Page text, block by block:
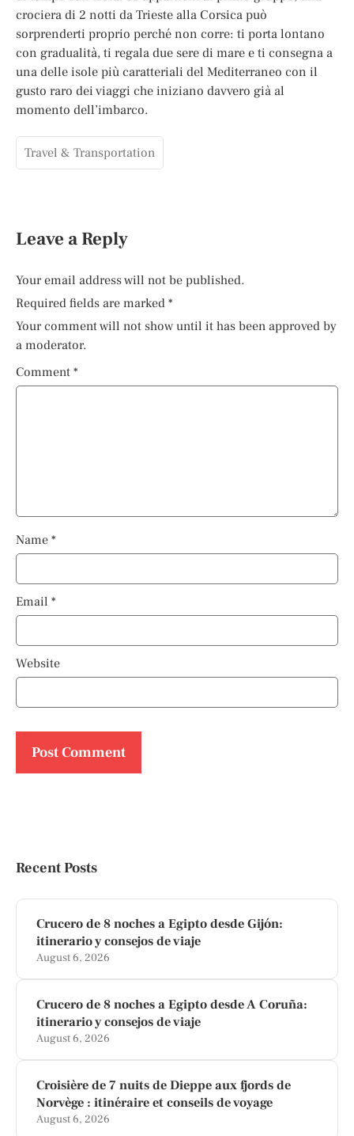
crociera di 2 notti da Trieste alla Corsica può
sorprenderti proprio perché non corre: ti porta lontano
con gradualità, ti regala due sere di mare e ti consegna a
una delle isole più caratteriali del Mediterraneo con il
gusto raro dei viaggi che iniziano davvero già al
momento dell’imbarco.
Travel & Transportation
Leave a Reply
Your email address will not be published.
Required fields are marked *
Your comment will not show until it has been approved by
a moderator.
Comment *
Name *
Email *
Website
Recent Posts
Crucero de 8 noches a Egipto desde Gijón:
itinerario y consejos de viaje
August 6, 2026
Crucero de 8 noches a Egipto desde A Coruña:
itinerario y consejos de viaje
August 6, 2026
Croisière de 7 nuits de Dieppe aux fjords de
Norvège : itinéraire et conseils de voyage
August 6, 2026